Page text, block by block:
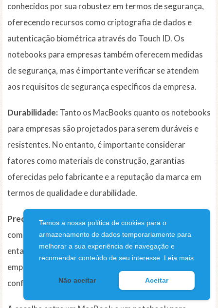
conhecidos por sua robustez em termos de segurança,
oferecendo recursos como criptografia de dados e
autenticação biométrica através do Touch ID. Os
notebooks para empresas também oferecem medidas
de segurança, mas é importante verificar se atendem
aos requisitos de segurança específicos da empresa.
Durabilidade:Tanto os MacBooks quanto os notebooks
para empresas são projetados para serem duráveis e
resistentes. No entanto, é importante considerar
fatores como materiais de construção, garantias
oferecidas pelo fabricante e a reputação da marca em
termos de qualidade e durabilidade.
Preço:
Os MacBooks tendem a ser mais caros em
comparação com os notebooks para empresas. No
entanto, o investimento pode valer a pena para
empresas que exigem alto desempenho, segurança e
confiabilidade.
Temos a nossa política de cookies para o
armazenamento de dados temporariamente para
melhorar a sua experiência de navegação e
recomendar conteúdo de seu interesse. Leia mais
Não aceitar Aceitar